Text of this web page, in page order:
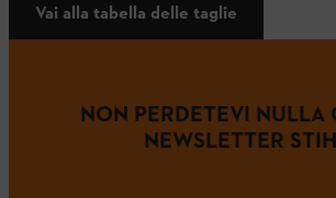
Vai alla tabella delle taglie
NON PERDETEVI NULLA
NEWSLETTER